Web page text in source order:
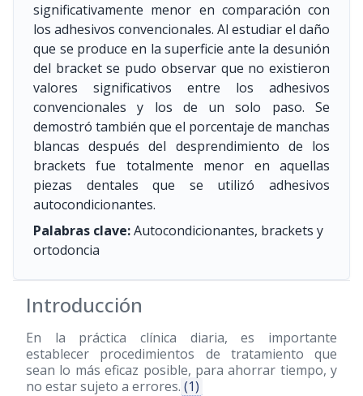
significativamente menor en comparación con
los adhesivos convencionales. Al estudiar el daño
que se produce en la superficie ante la desunión
del bracket se pudo observar que no existieron
valores significativos entre los adhesivos
convencionales y los de un solo paso. Se
demostró también que el porcentaje de manchas
blancas después del desprendimiento de los
brackets fue totalmente menor en aquellas
piezas dentales que se utilizó adhesivos
autocondicionantes.
Palabras clave:Autocondicionantes, brackets y
ortodoncia
Introducción
En la práctica clínica diaria, es importante
establecer procedimientos de tratamiento que
sean lo más eficaz posible, para ahorrar tiempo, y
no estar sujeto a errores. (1)